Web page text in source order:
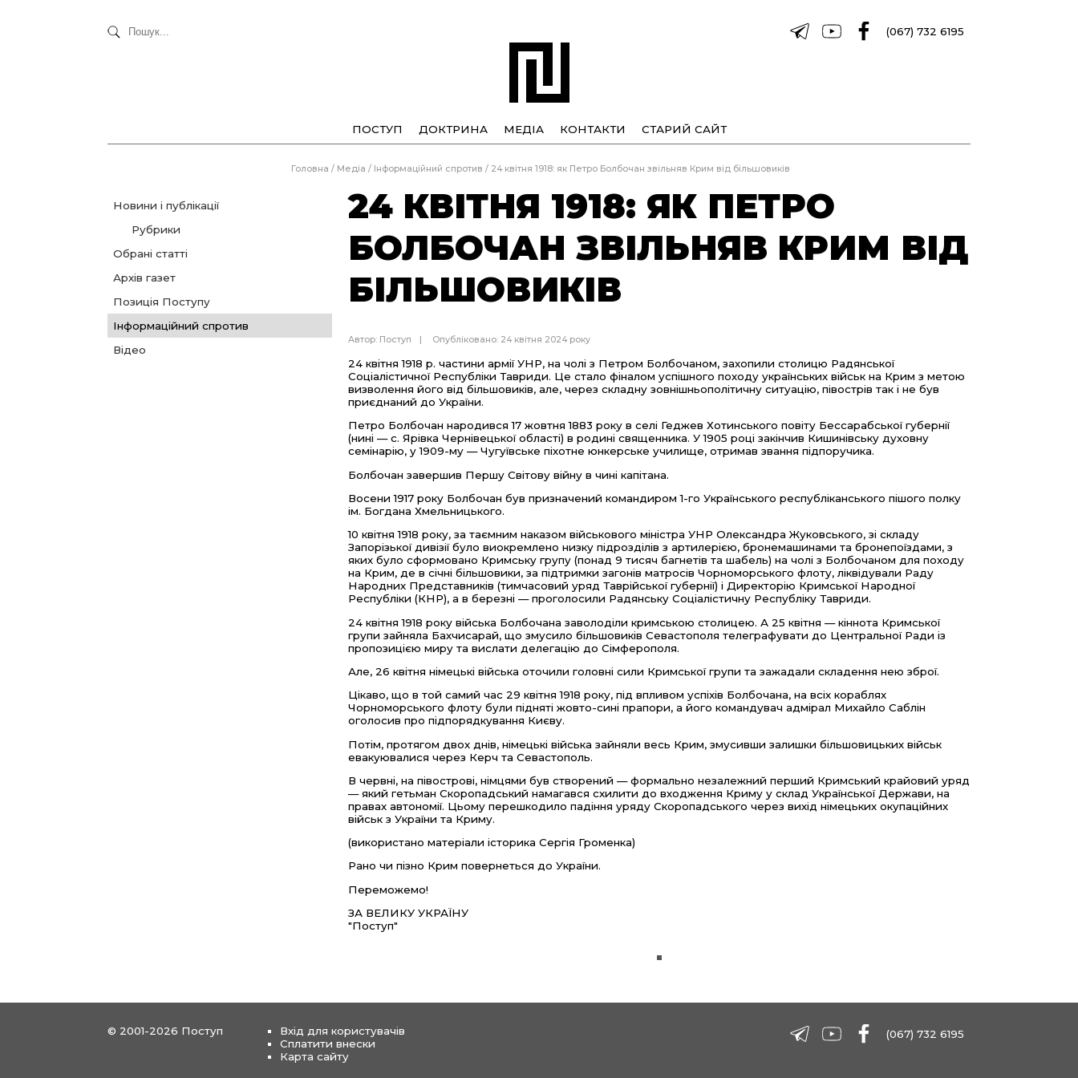
(067) 732 6195
ПОСТУП ДОКТРИНА МЕДІА КОНТАКТИ СТАРИЙ САЙТ
Головна / Медіа / Інформаційний спротив / 24 квітня 1918: як Петро Болбочан звільняв Крим від більшовиків
Новини і публікації
Рубрики
Обрані статті
Архів газет
Позиція Поступу
Інформаційний спротив
Відео
24 КВІТНЯ 1918: ЯК ПЕТРО
БОЛБОЧАН ЗВІЛЬНЯВ КРИМ ВІД
БІЛЬШОВИКІВ
Автор: Поступ Опубліковано: 24 квітня 2024 року
24 квітня 1918 р. частини армії УНР, на чолі з Петром Болбочаном, захопили столицю Радянської
Соціалістичної Республіки Тавриди. Це стало фіналом успішного походу українських військ на Крим з метою
визволення його від більшовиків, але, через складну зовнішньополітичну ситуацію, півострів так і не був
приєднаний до України.
Петро Болбочан народився 17 жовтня 1883 року в селі Геджев Хотинського повіту Бессарабської губернії
(нині — с. Ярівка Чернівецької області) в родині священника. У 1905 році закінчив Кишинівську духовну
семінарію, у 1909-му — Чугуївське піхотне юнкерське училище, отримав звання підпоручика.
Болбочан завершив Першу Світову війну в чині капітана.
Восени 1917 року Болбочан був призначений командиром 1-го Українського республіканського пішого полку
ім. Богдана Хмельницького.
10 квітня 1918 року, за таємним наказом військового міністра УНР Олександра Жуковського, зі складу
Запорізької дивізії було виокремлено низку підрозділів з артилерією, бронемашинами та бронепоїздами, з
яких було сформовано Кримську групу (понад 9 тисяч багнетів та шабель) на чолі з Болбочаном для походу
на Крим, де в січні більшовики, за підтримки загонів матросів Чорноморського флоту, ліквідували Раду
Народних Представників (тимчасовий уряд Таврійської губернії) і Директорію Кримської Народної
Республіки (КНР), а в березні — проголосили Радянську Соціалістичну Республіку Тавриди.
24 квітня 1918 року війська Болбочана заволоділи кримською столицею. А 25 квітня — кіннота Кримської
групи зайняла Бахчисарай, що змусило більшовиків Севастополя телеграфувати до Центральної Ради із
пропозицією миру та вислати делегацію до Сімферополя.
Але, 26 квітня німецькі війська оточили головні сили Кримської групи та зажадали складення нею зброї.
Цікаво, що в той самий час 29 квітня 1918 року, під впливом успіхів Болбочана, на всіх кораблях
Чорноморського флоту були підняті жовто-сині прапори, а його командувач адмірал Михайло Саблін
оголосив про підпорядкування Києву.
Потім, протягом двох днів, німецькі війська зайняли весь Крим, змусивши залишки більшовицьких військ
евакуювалися через Керч та Севастополь.
В червні, на півострові, німцями був створений — формально незалежний перший Кримський крайовий уряд
— який гетьман Скоропадський намагався схилити до входження Криму у склад Української Держави, на
правах автономії. Цьому перешкодило падіння уряду Скоропадського через вихід німецьких окупаційних
військ з України та Криму.
(використано матеріали історика Сергія Громенка)
Рано чи пізно Крим повернеться до України.
Переможемо!
ЗА ВЕЛИКУ УКРАЇНУ
"Поступ"
© 2001-2026 Поступ
Вхід для користувачів
Сплатити внески
Карта сайту
(067) 732 6195